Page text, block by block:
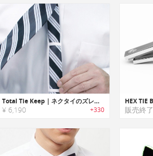
Total Tie Keep｜ネクタイのズレを防ぐネクタイアクセサリー
¥ 6,190 +330 販売終了